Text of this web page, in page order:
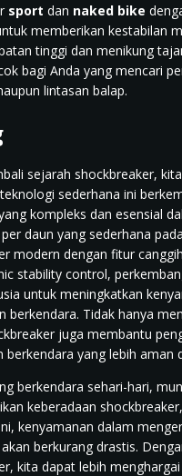
sport dan naked bike
memberikan kestabilan
tinggi dan menikung
bagi Anda yang mencari
lintasan balap.
sejarah shockbreaker,
sederhana ini
kompleks dan esensial
daun yang sederhana
modern dengan fitur
stability control,
untuk meningkatkan
berkendara. Tidak hanya
juga membantu
berkendara yang lebih aman
berkendara sehari-hari,
keberadaan
kenyamanan dalam
berkurang drastis.
kita dapat lebih